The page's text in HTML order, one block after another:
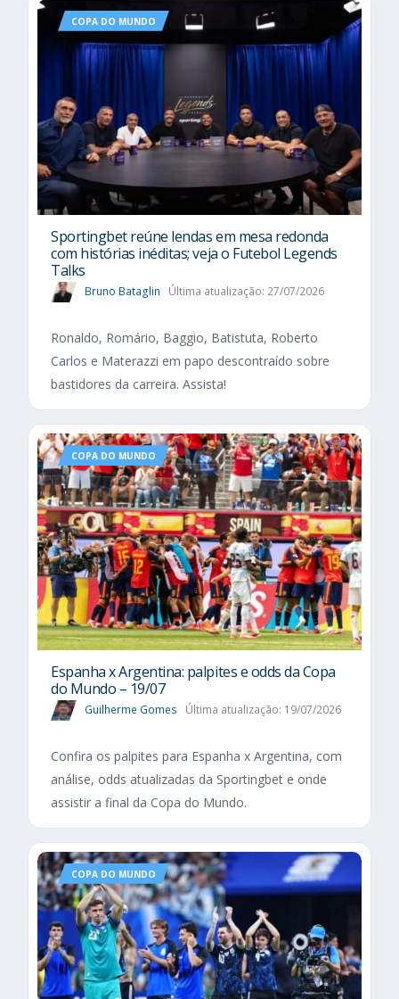
COPA DO MUNDO
Sportingbet reúne lendas em mesa redonda
com histórias inéditas; veja o Futebol Legends
Talks
Bruno Bataglin Última atualização: 27/07/2026
Ronaldo, Romário, Baggio, Batistuta, Roberto
Carlos e Materazzi em papo descontraído sobre
bastidores da carreira. Assista!
COPA DO MUNDO
Espanha x Argentina: palpites e odds da Copa
do Mundo – 19/07
Guilherme Gomes Última atualização: 19/07/2026
Confira os palpites para Espanha x Argentina, com
análise, odds atualizadas da Sportingbet e onde
assistir a final da Copa do Mundo.
COPA DO MUNDO